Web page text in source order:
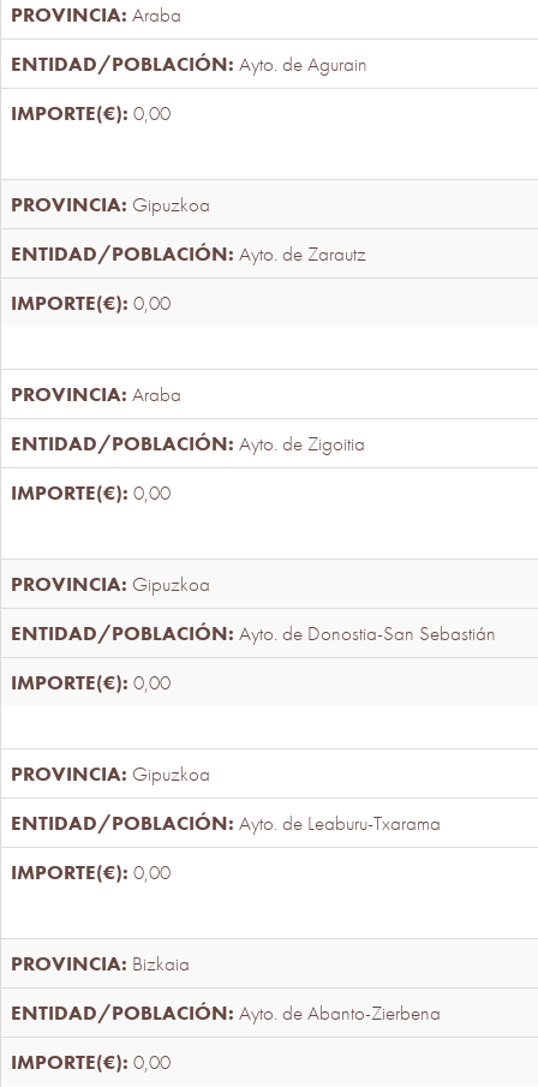
Araba
Ayto. de Agurain
0,00
Gipuzkoa
Ayto. de Zarautz
0,00
Araba
Ayto. de Zigoitia
0,00
Gipuzkoa
Ayto. de Donostia-San Sebastián
0,00
Gipuzkoa
Ayto. de Leaburu-Txarama
0,00
Bizkaia
Ayto. de Abanto-Zierbena
0,00